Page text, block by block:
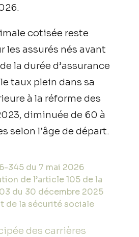
cotisée reste
les assurés nés avant
la durée d’assurance
taux plein dans sa
à la réforme des
diminuée de 60 à
selon l’âge de départ.
345 du 7 mai 2026
de l’article 105 de la
du 30 décembre 2025
de la sécurité sociale
des carrières